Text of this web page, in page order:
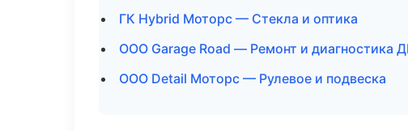
ГК Hybrid Моторс — Стекла и оптика
ООО Garage Road — Ремонт и диагностика
ООО Detail Моторс — Рулевое и подвеска